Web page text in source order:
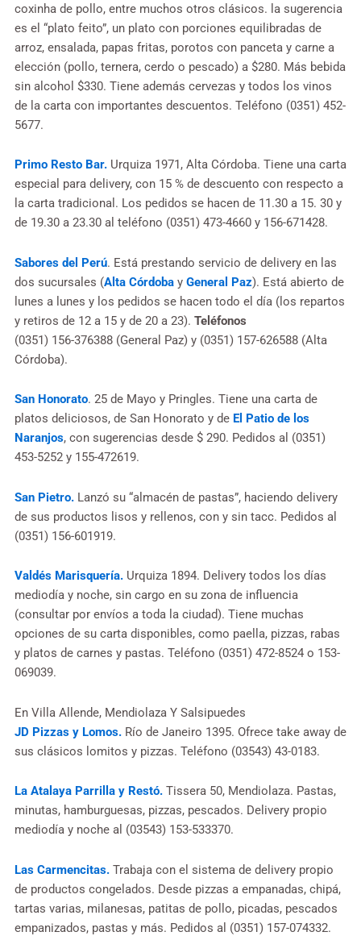
coxinha de pollo, entre muchos otros clásicos. la sugerencia
es el “plato feito”, un plato con porciones equilibradas de
arroz, ensalada, papas fritas, porotos con panceta y carne a
elección (pollo, ternera, cerdo o pescado) a $280. Más bebida
sin alcohol $330. Tiene además cervezas y todos los vinos
de la carta con importantes descuentos. Teléfono (0351) 452-
5677.
Primo Resto Bar. Urquiza 1971, Alta Córdoba. Tiene una carta
especial para delivery, con 15 % de descuento con respecto a
la carta tradicional. Los pedidos se hacen de 11.30 a 15. 30 y
de 19.30 a 23.30 al teléfono (0351) 473-4660 y 156-671428.
Sabores del Perú. Está prestando servicio de delivery en las
dos sucursales (Alta Córdoba y General Paz). Está abierto de
lunes a lunes y los pedidos se hacen todo el día (los repartos
y retiros de 12 a 15 y de 20 a 23). Teléfonos
(0351) 156-376388 (General Paz) y (0351) 157-626588 (Alta
Córdoba).
San Honorato. 25 de Mayo y Pringles. Tiene una carta de
platos deliciosos, de San Honorato y de El Patio de los
Naranjos, con sugerencias desde $ 290. Pedidos al (0351)
453-5252 y 155-472619.
San Pietro. Lanzó su “almacén de pastas”, haciendo delivery
de sus productos lisos y rellenos, con y sin tacc. Pedidos al
(0351) 156-601919.
Valdés Marisquería. Urquiza 1894. Delivery todos los días
mediodía y noche, sin cargo en su zona de influencia
(consultar por envíos a toda la ciudad). Tiene muchas
opciones de su carta disponibles, como paella, pizzas, rabas
y platos de carnes y pastas. Teléfono (0351) 472-8524 o 153-
069039.
En Villa Allende, Mendiolaza Y Salsipuedes
JD Pizzas y Lomos. Río de Janeiro 1395. Ofrece take away de
sus clásicos lomitos y pizzas. Teléfono (03543) 43-0183.
La Atalaya Parrilla y Restó. Tissera 50, Mendiolaza. Pastas,
minutas, hamburguesas, pizzas, pescados. Delivery propio
mediodía y noche al (03543) 153-533370.
Las Carmencitas. Trabaja con el sistema de delivery propio
de productos congelados. Desde pizzas a empanadas, chipá,
tartas varias, milanesas, patitas de pollo, picadas, pescados
empanizados, pastas y más. Pedidos al (0351) 157-074332.